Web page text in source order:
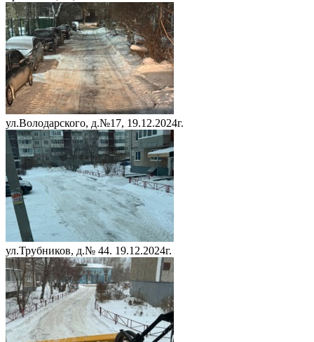
ул.Володарского, д.№17, 19.12.2024г.
ул.Трубников, д.№ 44. 19.12.2024г.